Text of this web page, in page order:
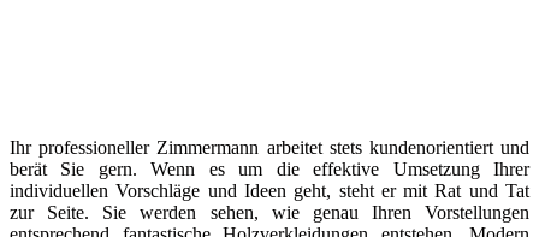
Ihr professioneller Zimmermann arbeitet stets kundenorientiert und
berät Sie gern. Wenn es um die effektive Umsetzung Ihrer
individuellen Vorschläge und Ideen geht, steht er mit Rat und Tat
zur Seite. Sie werden sehen, wie genau Ihren Vorstellungen